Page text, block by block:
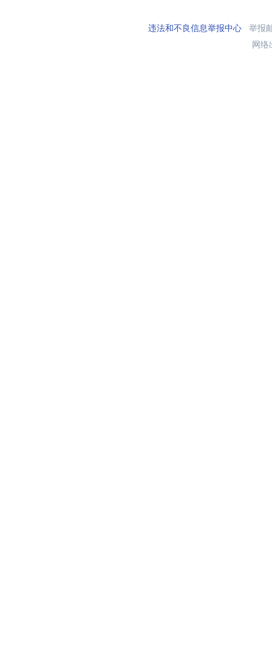
违法和不良信息举报中心举报
网